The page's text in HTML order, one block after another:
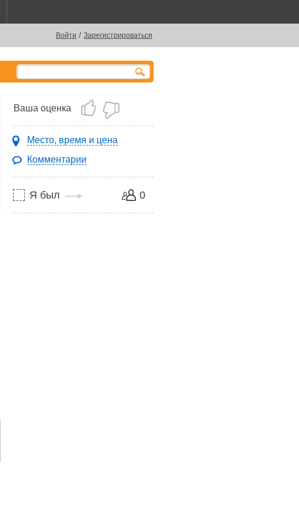
Войти / Зарегистрироваться
Ваша оценка
Место, время и цена
Комментарии
0
Я был